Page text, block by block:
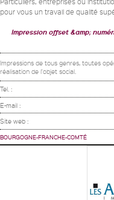
pour vous un travail de qualité
Impression offset &amp;
Impressions de tous genres, toutes
réalisation de l'objet social.
Tel. :
E-mail :
Site web :
BOURGOGNE-FRANCHE-COMTÉ